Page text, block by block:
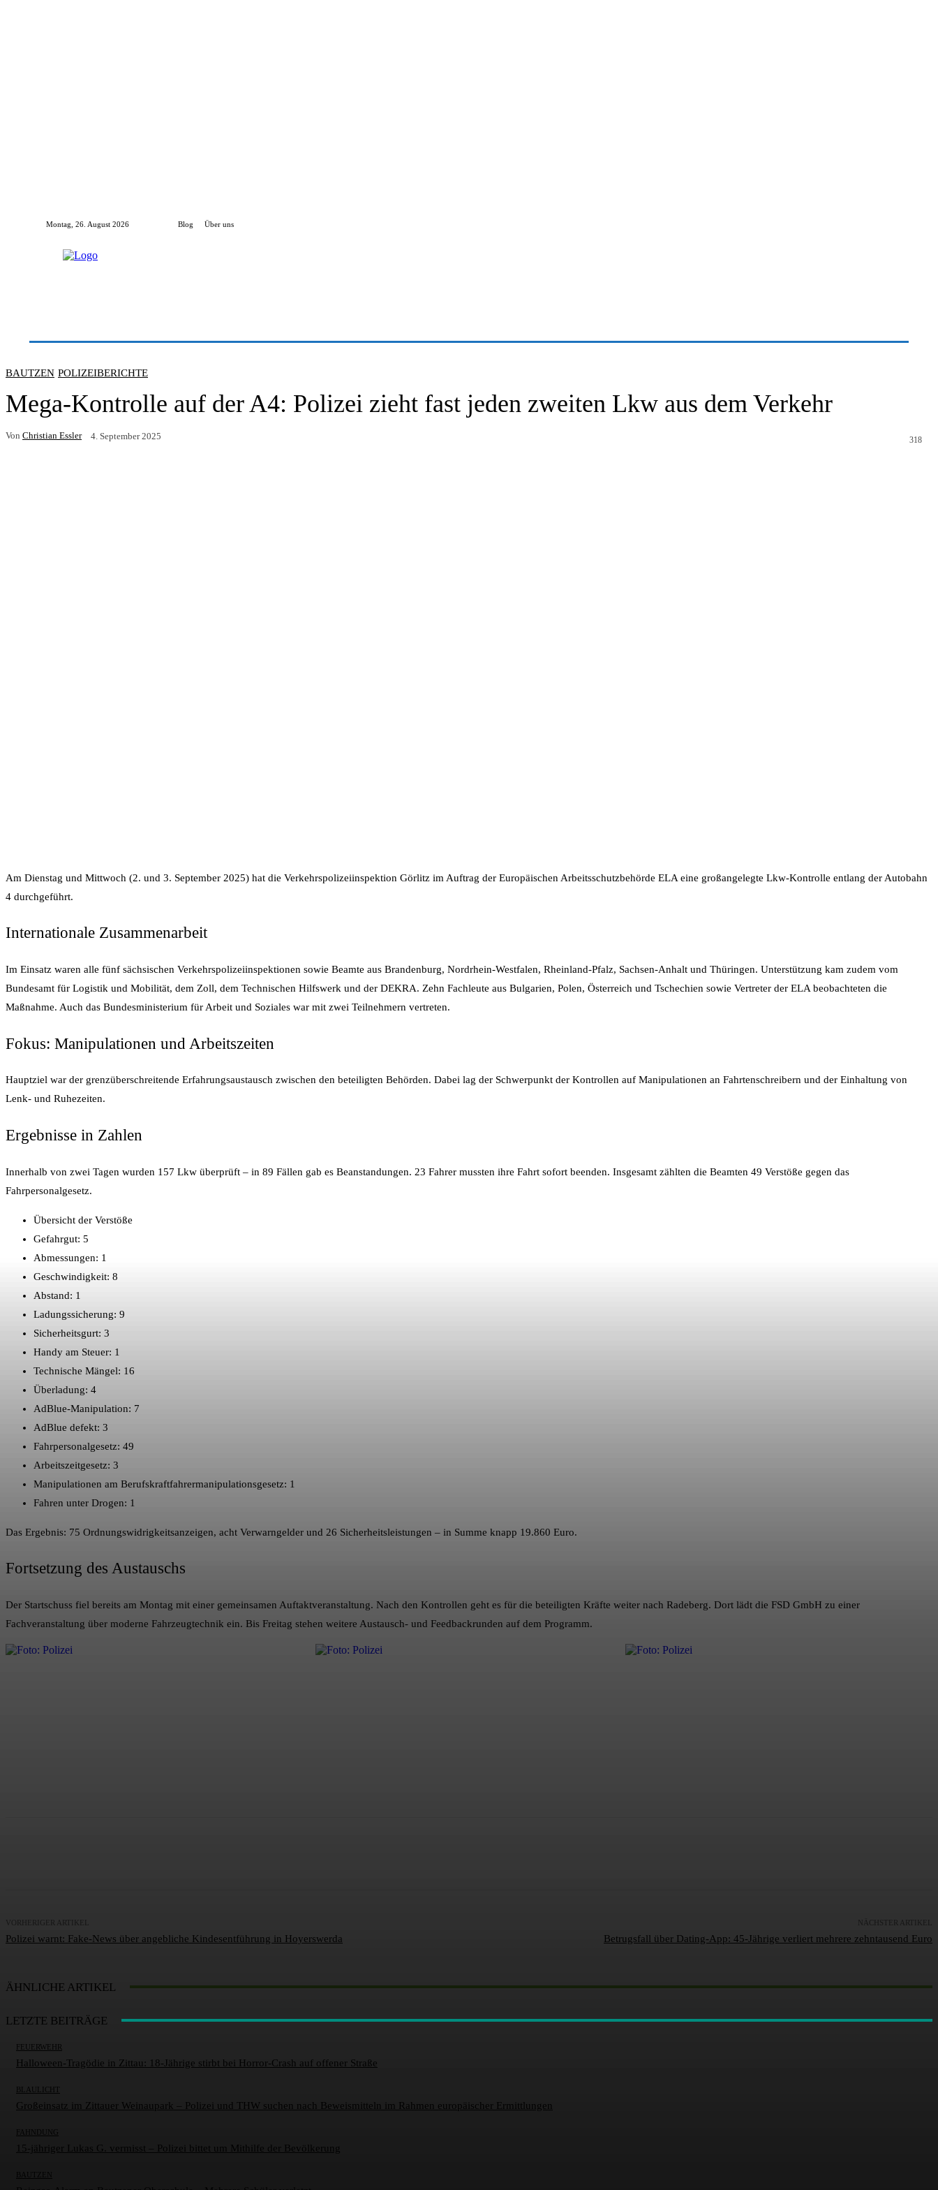
Montag, 26. August 2026 Blog Über uns
BAUTZEN POLIZEIBERICHTE
Mega-Kontrolle auf der A4: Polizei zieht fast jeden zweiten Lkw aus dem Verkehr
Von Christian Essler 4. September 2025 318
Am Dienstag und Mittwoch (2. und 3. September 2025) hat die Verkehrspolizeiinspektion Görlitz im Auftrag der Europäischen Arbeitsschutzbehörde ELA eine großangelegte Lkw-Kontrolle entlang der Autobahn
4 durchgeführt.
Internationale Zusammenarbeit
Im Einsatz waren alle fünf sächsischen Verkehrspolizeiinspektionen sowie Beamte aus Brandenburg, Nordrhein-Westfalen, Rheinland-Pfalz, Sachsen-Anhalt und Thüringen. Unterstützung kam zudem vom
Bundesamt für Logistik und Mobilität, dem Zoll, dem Technischen Hilfswerk und der DEKRA. Zehn Fachleute aus Bulgarien, Polen, Österreich und Tschechien sowie Vertreter der ELA beobachteten die
Maßnahme. Auch das Bundesministerium für Arbeit und Soziales war mit zwei Teilnehmern vertreten.
Fokus: Manipulationen und Arbeitszeiten
Hauptziel war der grenzüberschreitende Erfahrungsaustausch zwischen den beteiligten Behörden. Dabei lag der Schwerpunkt der Kontrollen auf Manipulationen an Fahrtenschreibern und der Einhaltung von
Lenk- und Ruhezeiten.
Ergebnisse in Zahlen
Innerhalb von zwei Tagen wurden 157 Lkw überprüft – in 89 Fällen gab es Beanstandungen. 23 Fahrer mussten ihre Fahrt sofort beenden. Insgesamt zählten die Beamten 49 Verstöße gegen das
Fahrpersonalgesetz.
Übersicht der Verstöße
Gefahrgut: 5
Abmessungen: 1
Geschwindigkeit: 8
Abstand: 1
Ladungssicherung: 9
Sicherheitsgurt: 3
Handy am Steuer: 1
Technische Mängel: 16
Überladung: 4
AdBlue-Manipulation: 7
AdBlue defekt: 3
Fahrpersonalgesetz: 49
Arbeitszeitgesetz: 3
Manipulationen am Berufskraftfahrermanipulationsgesetz: 1
Fahren unter Drogen: 1
Das Ergebnis: 75 Ordnungswidrigkeitsanzeigen, acht Verwarngelder und 26 Sicherheitsleistungen – in Summe knapp 19.860 Euro.
Fortsetzung des Austauschs
Der Startschuss fiel bereits am Montag mit einer gemeinsamen Auftaktveranstaltung. Nach den Kontrollen geht es für die beteiligten Kräfte weiter nach Radeberg. Dort lädt die FSD GmbH zu einer
Fachveranstaltung über moderne Fahrzeugtechnik ein. Bis Freitag stehen weitere Austausch- und Feedbackrunden auf dem Programm.
VORHERIGER ARTIKEL
Polizei warnt: Fake-News über angebliche Kindesentführung in Hoyerswerda
NÄCHSTER ARTIKEL
Betrugsfall über Dating-App: 45-Jährige verliert mehrere zehntausend Euro
ÄHNLICHE ARTIKEL
LETZTE BEITRÄGE
FEUERWEHR
Halloween-Tragödie in Zittau: 18-Jährige stirbt bei Horror-Crash auf offener Straße
BLAULICHT
Großeinsatz im Zittauer Weinaupark – Polizei und THW suchen nach Beweismitteln im Rahmen europäischer Ermittlungen
FAHNDUNG
15-jähriger Lukas G. vermisst – Polizei bittet um Mithilfe der Bevölkerung